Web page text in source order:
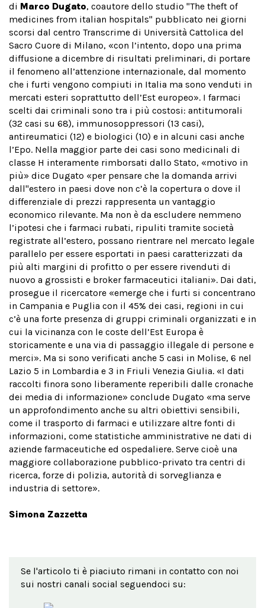
di Marco Dugato, coautore dello studio "The theft of
medicines from italian hospitals" pubblicato nei giorni
scorsi dal centro Transcrime di Università Cattolica del
Sacro Cuore di Milano, «con l’intento, dopo una prima
diffusione a dicembre di risultati preliminari, di portare
il fenomeno all’attenzione internazionale, dal momento
che i furti vengono compiuti in Italia ma sono venduti in
mercati esteri soprattutto dell’Est europeo». I farmaci
scelti dai criminali sono tra i più costosi: antitumorali
(32 casi su 68), immunosoppressori (13 casi),
antireumatici (12) e biologici (10) e in alcuni casi anche
l’Epo. Nella maggior parte dei casi sono medicinali di
classe H interamente rimborsati dallo Stato, «motivo in
più» dice Dugato «per pensare che la domanda arrivi
dall''estero in paesi dove non c’è la copertura o dove il
differenziale di prezzi rappresenta un vantaggio
economico rilevante. Ma non è da escludere nemmeno
l’ipotesi che i farmaci rubati, ripuliti tramite società
registrate all’estero, possano rientrare nel mercato legale
parallelo per essere esportati in paesi caratterizzati da
più alti margini di profitto o per essere rivenduti di
nuovo a grossisti e broker farmaceutici italiani». Dai dati,
prosegue il ricercatore «emerge che i furti si concentrano
in Campania e Puglia con il 45% dei casi, regioni in cui
c’è una forte presenza di gruppi criminali organizzati e in
cui la vicinanza con le coste dell’Est Europa è
storicamente e una via di passaggio illegale di persone e
merci». Ma si sono verificati anche 5 casi in Molise, 6 nel
Lazio 5 in Lombardia e 3 in Friuli Venezia Giulia. «I dati
raccolti finora sono liberamente reperibili dalle cronache
dei media di informazione» conclude Dugato «ma serve
un approfondimento anche su altri obiettivi sensibili,
come il trasporto di farmaci e utilizzare altre fonti di
informazioni, come statistiche amministrative ne dati di
aziende farmaceutiche ed ospedaliere. Serve cioè una
maggiore collaborazione pubblico-privato tra centri di
ricerca, forze di polizia, autorità di sorveglianza e
industria di settore».
Simona Zazzetta
Se l'articolo ti è piaciuto rimani in contatto con noi
sui nostri canali social seguendoci su: